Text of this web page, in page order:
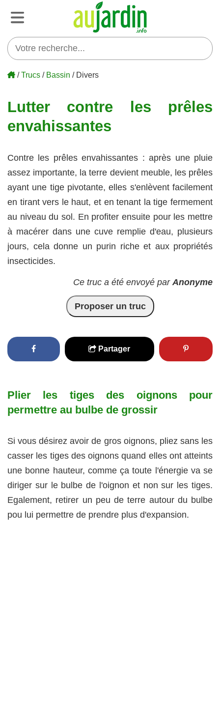
/Trucs / Bassin / Divers
Lutter contre les prêles
envahissantes
Contre les prêles envahissantes : après une pluie
assez importante, la terre devient meuble, les prêles
ayant une tige pivotante, elles s'enlèvent facilement
en tirant vers le haut, et en tenant la tige fermement
au niveau du sol. En profiter ensuite pour les mettre
à macérer dans une cuve remplie d'eau, plusieurs
jours, cela donne un purin riche et aux propriétés
insecticides.
Ce truc a été envoyé par Anonyme
Proposer un truc
Partager
Plier les tiges des oignons pour
permettre au bulbe de grossir
Si vous désirez avoir de gros oignons, pliez sans les
casser les tiges des oignons quand elles ont atteints
une bonne hauteur, comme ça toute l'énergie va se
diriger sur le bulbe de l'oignon et non sur les tiges.
Egalement, retirer un peu de terre autour du bulbe
pou lui permettre de prendre plus d'expansion.